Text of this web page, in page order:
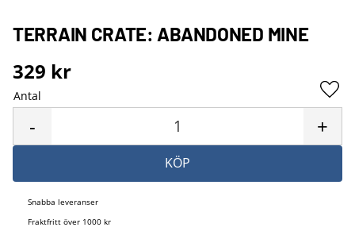
TERRAIN CRATE: ABANDONED MINE
329 kr
Antal
+
-
KÖP
Snabba leveranser
Fraktfritt över 1000 kr